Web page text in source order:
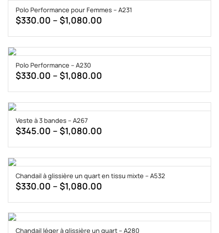
$1,020.00
Polo Performance pour Femmes – A231
$330.00 – $1,080.00
$330.00
through
Polo Performance – A230
$330.00 – $1,080.00
$330.00
through
Veste à 3 bandes – A267
$345.00 – $1,080.00
through
$1,080.00
Chandail à glissière un quart en tissu mixte – A532
$330.00 – $1,080.00
$330.00
through
Chandail léger à glissière un quart – A280